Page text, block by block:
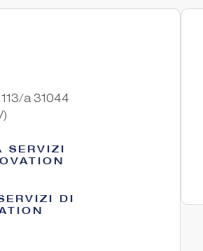
a 31044
SERVIZI
DI